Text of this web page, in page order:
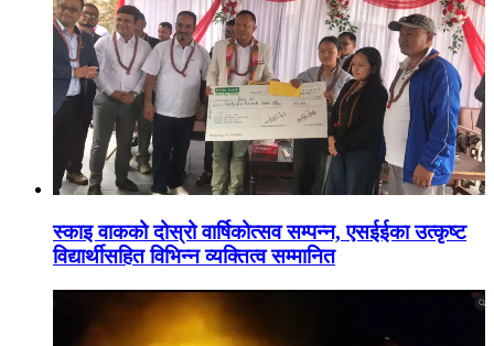
स्काइ वाकको दोस्रो वार्षिकोत्सव सम्पन्न, एसईईका उत्कृष्ट
विद्यार्थीसहित विभिन्न व्यक्तित्व सम्मानित